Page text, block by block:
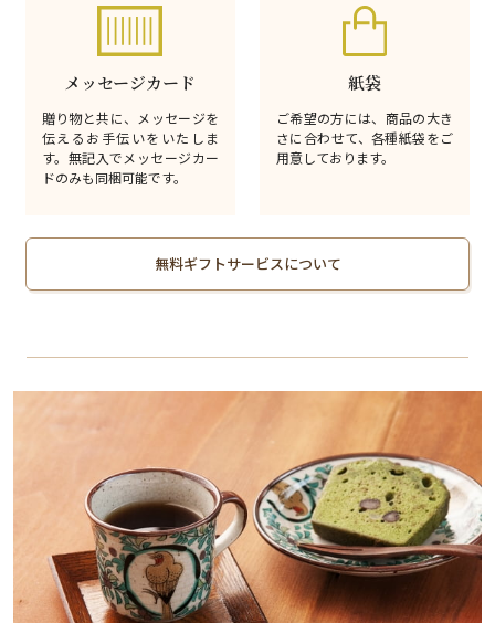
メッセージカード
贈り物と共に、メッセージを
伝えるお手伝いをいたしま
す。無記入でメッセージカー
ドのみも同梱可能です。
紙袋
ご希望の方には、商品の大き
さに合わせて、各種紙袋をご
用意しております。
無料ギフトサービスについて